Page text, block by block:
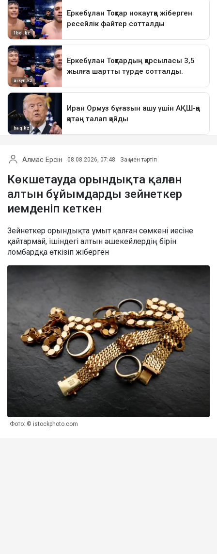
Алмас Ерсін 08.08.2026, 07:48 Заң мен тәртіп
Көкшетауда орындықта қалған
алтын бұйымдарды зейнеткер
иемденіп кеткен
Зейнеткер орындықта ұмыт қалған сөмкені иесіне
қайтармай, ішіндегі алтын әшекейлердің бірін
ломбардқа өткізіп жіберген
Фото: © istockphoto.com